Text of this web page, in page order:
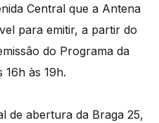
Central que a Antena
para emitir, a partir do
do Programa da
16h às 19h.
de abertura da Braga 25,